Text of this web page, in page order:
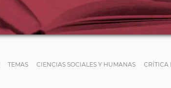
TEMAS CIENCIAS SOCIALES Y HUMANAS CRÍTICA